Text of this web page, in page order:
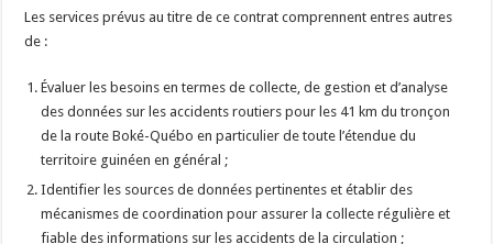
Les services prévus au titre de ce contrat comprennent entres autres
de :
Évaluer les besoins en termes de collecte, de gestion et d’analyse
des données sur les accidents routiers pour les 41 km du tronçon
de la route Boké-Québo en particulier de toute l’étendue du
territoire guinéen en général ;
Identifier les sources de données pertinentes et établir des
mécanismes de coordination pour assurer la collecte régulière et
fiable des informations sur les accidents de la circulation ;